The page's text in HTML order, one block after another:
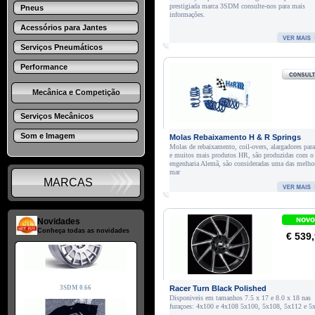
Pneus
Acessórios para Jantes
Serviços Pneumáticos
Performance
Mecânica e Competição
Serviços Mecânicos
Som e Imagem
MARCAS
Novidades
Conheça todas as novidades
prestigiada marca 3SDM consulte-nos para mais
informações.
Molas Rebaixamento H & R Springs
Molas de rebaixamento, coil-overs, alargadores
e muitos mais produtos HR, são produzidas com
engenharia Alemã, são consideradas uma das
mar
€
Racer Turn Black Polished
Disponiveis em tamanhos 7.5 x 17 e 8.0 x 18 nas
furaçoes: 4x100 e 4x108 5x100, 5x108, 5x112 e